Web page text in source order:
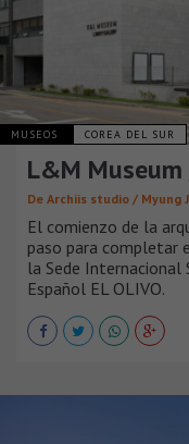
MUSEOS COREA DEL SUR
L&M Museum
De Archiis studio / Myung
El comienzo de la
paso para completar
la Sede
Español EL OLIVO.